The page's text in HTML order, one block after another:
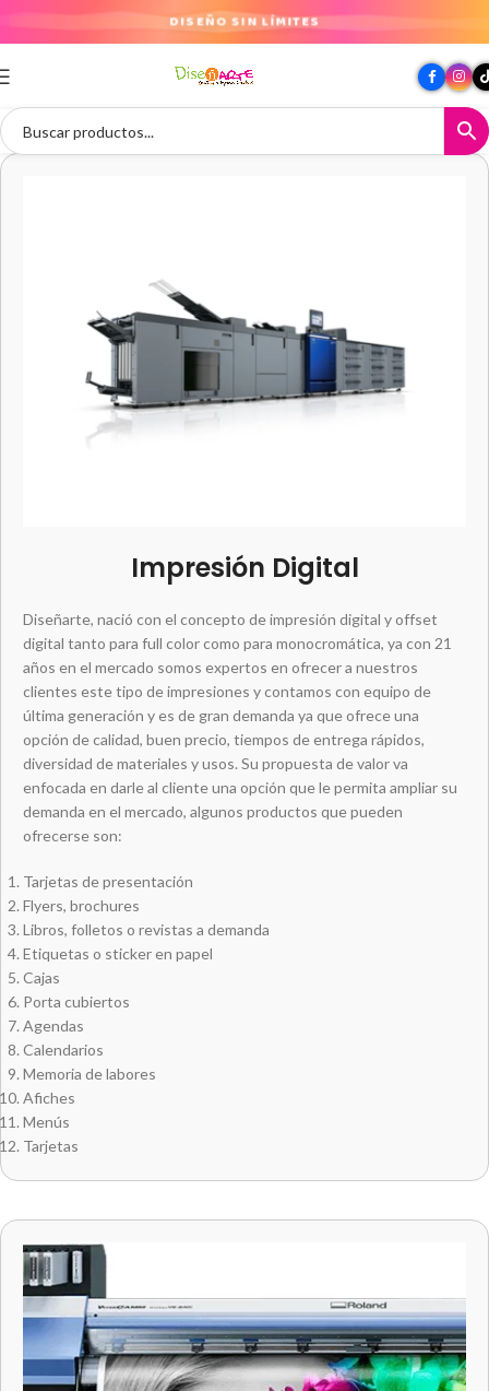
TU IMAGINACIÓN ES EL LÍMITE
Impresión Digital
Diseñarte, nació con el concepto de impresión digital y offset
digital tanto para full color como para monocromática, ya con 21
años en el mercado somos expertos en ofrecer a nuestros
clientes este tipo de impresiones y contamos con equipo de
última generación y es de gran demanda ya que ofrece una
opción de calidad, buen precio, tiempos de entrega rápidos,
diversidad de materiales y usos. Su propuesta de valor va
enfocada en darle al cliente una opción que le permita ampliar su
demanda en el mercado, algunos productos que pueden
ofrecerse son:
Tarjetas de presentación
Flyers, brochures
Libros, folletos o revistas a demanda
Etiquetas o sticker en papel
Cajas
Porta cubiertos
Agendas
Calendarios
Memoria de labores
Afiches
Menús
Tarjetas